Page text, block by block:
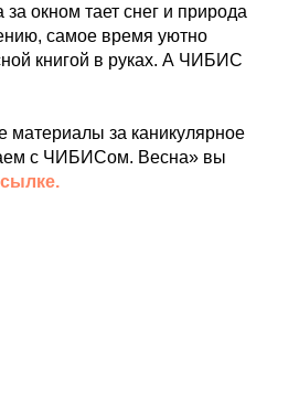
окном тает снег и природа
самое время уютно
книгой в руках. А ЧИБИС
материалы за каникулярное
с ЧИБИСом. Весна» вы